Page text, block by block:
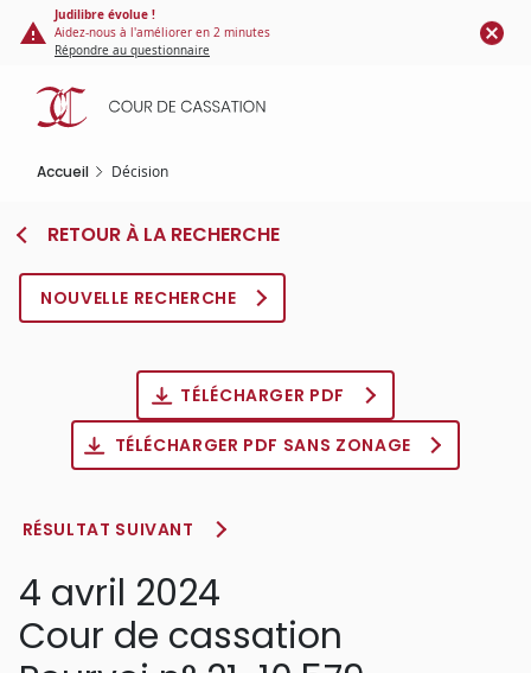
Panneau de gestion des cookies
contenu
principal
Judilibre évolue !
Aidez-nous à l'améliorer en 2 minutes
Répondre au questionnaire
Accueil Décision
RETOUR À LA RECHERCHE
NOUVELLE RECHERCHE
TÉLÉCHARGER PDF
TÉLÉCHARGER PDF SANS ZONAGE
RÉSULTAT SUIVANT
4 avril 2024
Cour de cassation